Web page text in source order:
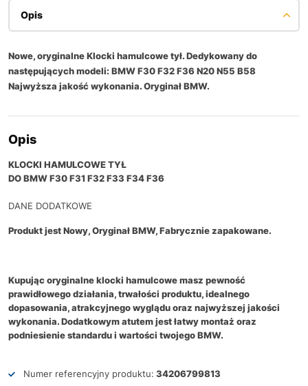
Opis
Nowe, oryginalne Klocki hamulcowe tył. Dedykowany do
następujących modeli: BMW F30 F32 F36 N20 N55 B58
Najwyższa jakość wykonania. Oryginał BMW.
Opis
KLOCKI HAMULCOWE TYŁ
DO BMW F30 F31 F32 F33 F34 F36
DANE DODATKOWE
Produkt jest Nowy, Oryginał BMW, Fabrycznie zapakowane.
Kupując oryginalne klocki hamulcowe masz pewność
prawidłowego działania, trwałości produktu, idealnego
dopasowania, atrakcyjnego wyglądu oraz najwyższej jakości
wykonania. Dodatkowym atutem jest łatwy montaż oraz
podniesienie standardu i wartości twojego BMW.
Numer referencyjny produktu: 34206799813